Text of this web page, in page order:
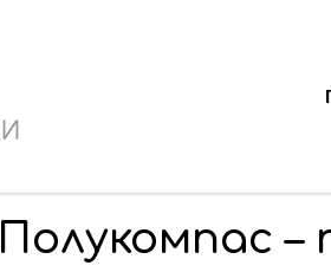
Полукомпас –